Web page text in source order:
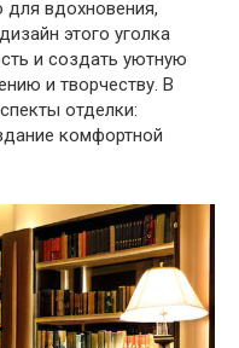
для вдохновения,
этого уголка
и создать уютную
и творчеству. В
отделки:
комфортной